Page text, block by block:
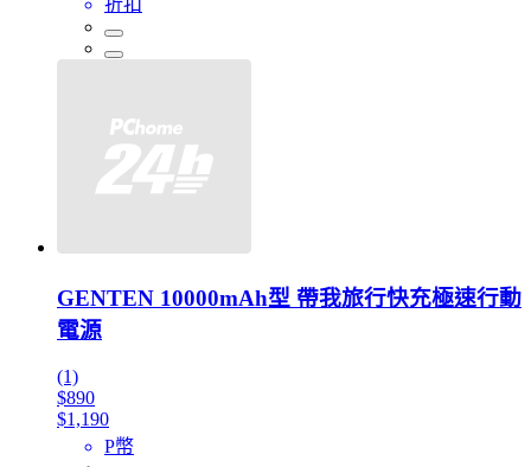
GENTEN 10000mAh型 帶我旅行快充極速行動
電源
(1)
$890
$1,190
P幣